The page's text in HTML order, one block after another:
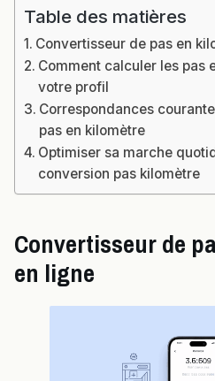
Table des matières
Convertisseur de pas en
Comment calculer les pas
votre profil
Correspondances
pas en kilomètre
Optimiser sa marche
conversion pas kilomètre
Convertisseur de
en ligne